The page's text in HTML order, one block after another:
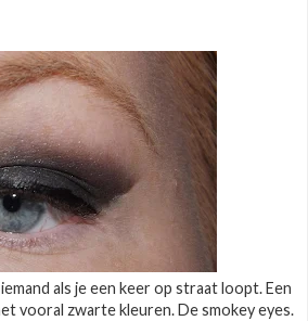
als je een keer op straat loopt. Een
vooral zwarte kleuren. De smokey eyes.